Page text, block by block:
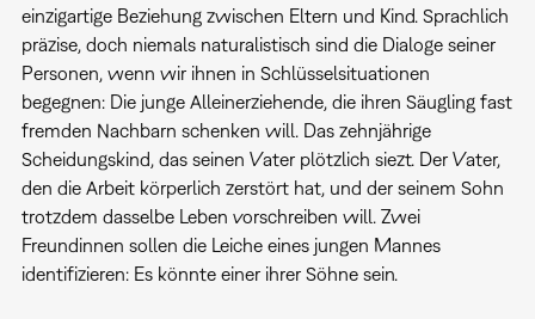
einzigartige Beziehung zwischen Eltern und Kind. Sprachlich
präzise, doch niemals naturalistisch sind die Dialoge seiner
Personen, wenn wir ihnen in Schlüsselsituationen
begegnen: Die junge Alleinerziehende, die ihren Säugling fast
fremden Nachbarn schenken will. Das zehnjährige
Scheidungskind, das seinen Vater plötzlich siezt. Der Vater,
den die Arbeit körperlich zerstört hat, und der seinem Sohn
trotzdem dasselbe Leben vorschreiben will. Zwei
Freundinnen sollen die Leiche eines jungen Mannes
identifizieren: Es könnte einer ihrer Söhne sein.